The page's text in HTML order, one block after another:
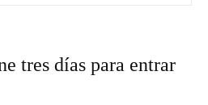
tres días para entrar